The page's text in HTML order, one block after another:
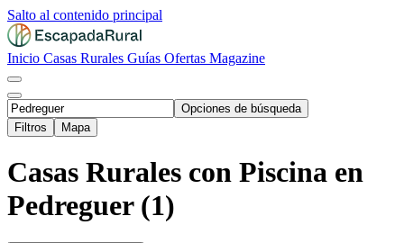
Salto al contenido principal
Inicio Casas Rurales Guías Ofertas Magazine
Opciones de búsqueda
Filtros
Mapa
Casas Rurales con Piscina en
Pedreguer (1)